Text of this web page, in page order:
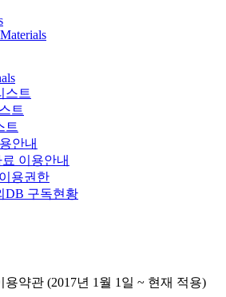
스트
트
트
안내
이용안내
용권한
DB 구독현황
약관 (2017년 1월 1일 ~ 현재 적용)